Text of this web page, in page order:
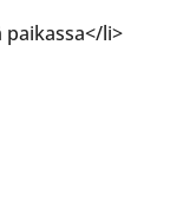
paikassa</li>